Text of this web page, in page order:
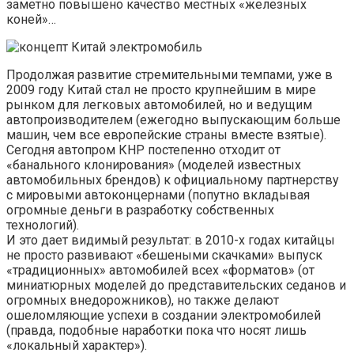
заметно повышено качество местных «железных
коней»…
Продолжая развитие стремительными темпами, уже в
2009 году Китай стал не просто крупнейшим в мире
рынком для легковых автомобилей, но и ведущим
автопроизводителем (ежегодно выпускающим больше
машин, чем все европейские страны вместе взятые).
Сегодня автопром КНР постепенно отходит от
«банального клонирования» (моделей известных
автомобильных брендов) к официальному партнерству
с мировыми автоконцернами (попутно вкладывая
огромные деньги в разработку собственных
технологий).
И это дает видимый результат: в 2010-х годах китайцы
не просто развивают «бешеными скачками» выпуск
«традиционных» автомобилей всех «форматов» (от
миниатюрных моделей до представительских седанов и
огромных внедорожников), но также делают
ошеломляющие успехи в создании электромобилей
(правда, подобные наработки пока что носят лишь
«локальный характер»).